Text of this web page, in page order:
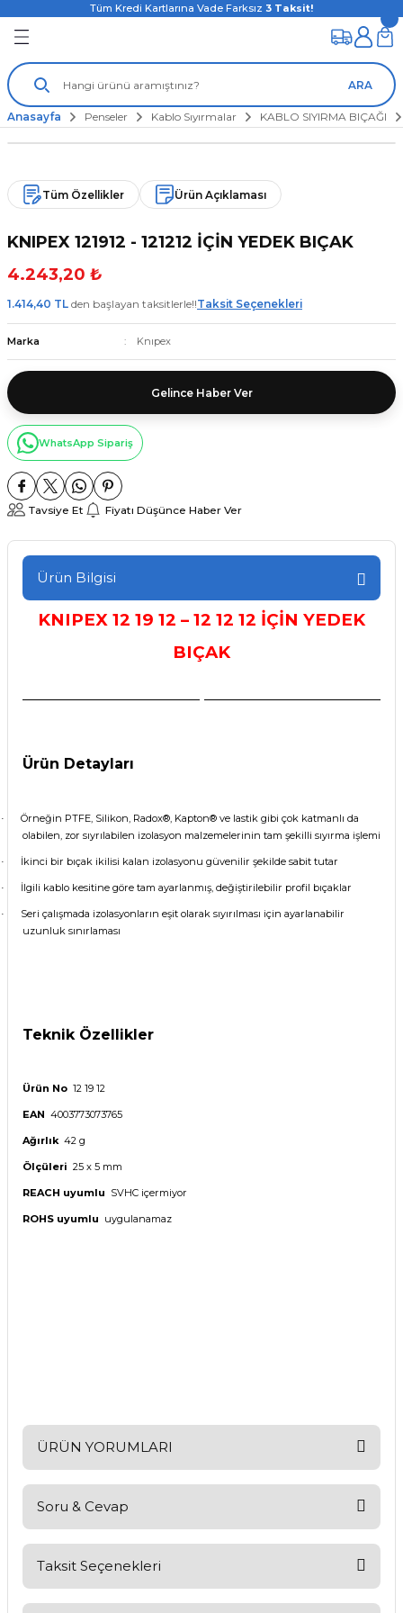
Tüm Kredi Kartlarına Vade Farksız 3 Taksit!
ARA
Anasayfa Penseler Kablo Sıyırmalar KABLO SIYIRMA BIÇAĞI
Tüm Özellikler Ürün Açıklaması
KNIPEX 121912 - 121212 İÇİN YEDEK BIÇAK
4.243,20 ₺
1.414,40 TL den başlayan taksitlerle!!Taksit Seçenekleri
Marka Knıpex
Gelince Haber Ver
WhatsApp Sipariş
Tavsiye Et Fiyatı Düşünce Haber Ver
Ürün Bilgisi
KNIPEX 12 19 12 – 12 12 12 İÇİN YEDEK
BIÇAK
Ürün Detayları
·
Örneğin PTFE, Silikon, Radox®, Kapton® ve lastik gibi çok katmanlı da
olabilen, zor sıyrılabilen izolasyon malzemelerinin tam şekilli sıyırma işlemi
· İkinci bir bıçak ikilisi kalan izolasyonu güvenilir şekilde sabit tutar
· İlgili kablo kesitine göre tam ayarlanmış, değiştirilebilir profil bıçaklar
·
Seri çalışmada izolasyonların eşit olarak sıyırılması için ayarlanabilir
uzunluk sınırlaması
Teknik Özellikler
Ürün No 12 19 12
EAN 4003773073765
Ağırlık 42 g
Ölçüleri 25 x 5 mm
REACH uyumlu SVHC içermiyor
ROHS uyumlu uygulanamaz
ÜRÜN YORUMLARI
Bu ürüne ilk yorumu siz yapın!
Soru & Cevap
Ürün hakkında henüz soru sorulmamış.
Taksit Seçenekleri